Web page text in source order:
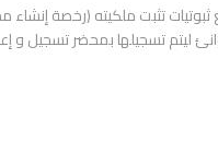
تثبت ملكيته (رخصة إنشاء
ليتم تسجيلها بمحضر تسجيل و